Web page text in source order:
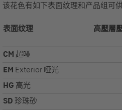
该花色有如下表面纹理和产品组可
表面纹理 高壓層
CM 超哑
EM Exterior 哑光
HG 高光
SD 珍珠砂